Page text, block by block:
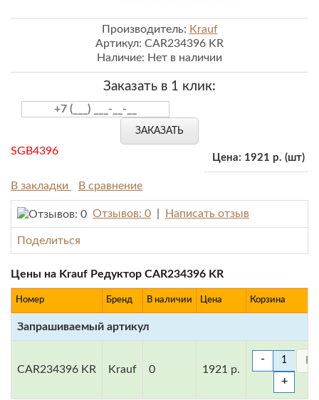
Производитель: Krauf
Артикул: CAR234396 KR
Наличие: Нет в наличии
Заказать в 1 клик:
ЗАКАЗАТЬ
Цена: 1921 р. (шт)
SGB4396
В закладки В сравнение
Отзывов: 0 Написать отзыв
Поделиться
Цены на Krauf Редуктор CAR234396 KR
Номер Бренд В наличии Цена Корзина
Запрашиваемый артикул
CAR234396 KR Krauf 0 1921 р.
-
+